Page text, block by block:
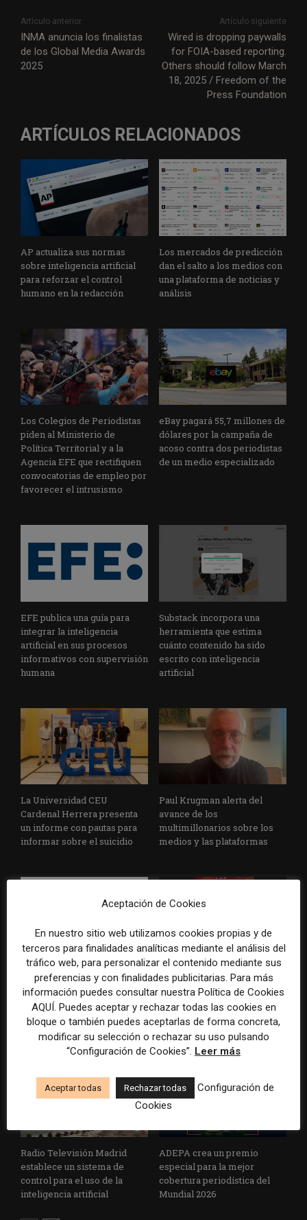
Artículo anterior
INMA anuncia los finalistas
de los Global Media Awards
2025
Artículo siguiente
Wired is dropping paywalls
for FOIA-based reporting.
Others should follow March
18, 2025 / Freedom of the
Press Foundation
ARTÍCULOS RELACIONADOS
AP actualiza sus normas
sobre inteligencia artificial
para reforzar el control
humano en la redacción
Los mercados de predicción
dan el salto a los medios con
una plataforma de noticias y
análisis
Los Colegios de Periodistas
piden al Ministerio de
Política Territorial y a la
Agencia EFE que rectifiquen
convocatorias de empleo por
favorecer el intrusismo
eBay pagará 55,7 millones de
dólares por la campaña de
acoso contra dos periodistas
de un medio especializado
EFE publica una guía para
integrar la inteligencia
artificial en sus procesos
informativos con supervisión
humana
Substack incorpora una
herramienta que estima
cuánto contenido ha sido
escrito con inteligencia
artificial
La Universidad CEU
Cardenal Herrera presenta
un informe con pautas para
informar sobre el suicidio
Paul Krugman alerta del
avance de los
multimillonarios sobre los
medios y las plataformas
La Marea cierra 2025 con
superávit, pero su
cooperativa pierde 38.542
euros
El Premio Gabo 2026
reconoce cinco historias de
Brasil, España y El Salvador
sobre el poder, la memoria y
la violencia
Radio Televisión Madrid
establece un sistema de
control para el uso de la
inteligencia artificial
ADEPA crea un premio
especial para la mejor
cobertura periodística del
Mundial 2026
Aceptación de Cookies
En nuestro sitio web utilizamos cookies propias y de
terceros para finalidades analíticas mediante el análisis del
tráfico web, para personalizar el contenido mediante sus
preferencias y con finalidades publicitarias. Para más
información puedes consultar nuestra Política de Cookies
AQUÍ. Puedes aceptar y rechazar todas las cookies en
bloque o también puedes aceptarlas de forma concreta,
modificar su selección o rechazar su uso pulsando
“Configuración de Cookies”. Leer más
Aceptar todas Rechazar todas
Configuración de
Cookies